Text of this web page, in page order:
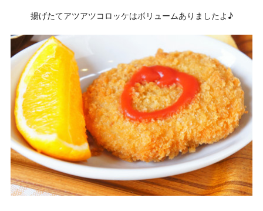
揚げたてアツアツコロッケはボリュームありましたよ♪